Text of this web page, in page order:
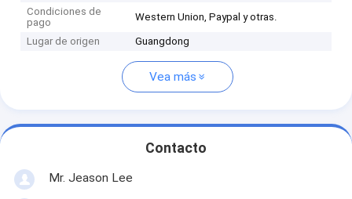
Condiciones de
pago
Western Union, Paypal y otras.
Lugar de origen Guangdong
Vea más
Contacto
Mr. Jeason Lee